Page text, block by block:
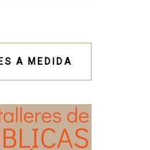
A MEDIDA